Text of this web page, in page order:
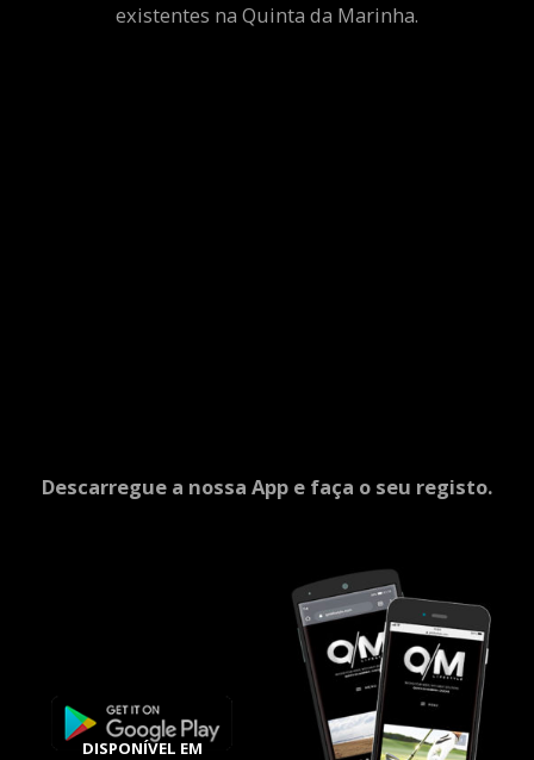
existentes na Quinta da Marinha.
Descarregue a nossa App e faça o seu registo.
DISPONÍVEL EM